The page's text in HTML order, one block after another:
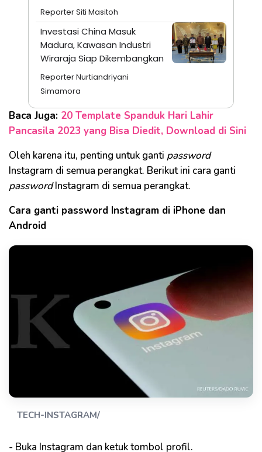
Reporter Siti Masitoh
Investasi China Masuk
Madura, Kawasan Industri
Wiraraja Siap Dikembangkan
Reporter Nurtiandriyani
Simamora
Baca Juga: 20 Template Spanduk Hari Lahir
Pancasila 2023 yang Bisa Diedit, Download di Sini
Oleh karena itu, penting untuk ganti password
Instagram di semua perangkat. Berikut ini cara ganti
passwordInstagram di semua perangkat.
Cara ganti password Instagram di iPhone dan
Android
TECH-INSTAGRAM/
- Buka Instagram dan ketuk tombol profil.